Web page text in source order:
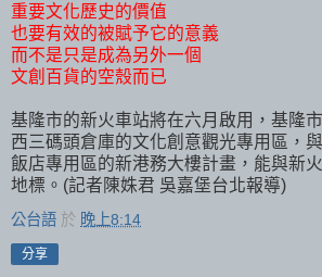
重要文化歷史的價值
也要有效的被賦予它的意義
而不是只是成為另外一個
文創百貨的空殼而已
基隆市的新火車站將在六月啟用，基隆
西三碼頭倉庫的文化創意觀光專用區，
飯店專用區的新港務大樓計畫，能與新
地標。(記者陳姝君 吳嘉堡台北報導)
公台語 於 晚上8:14
分享